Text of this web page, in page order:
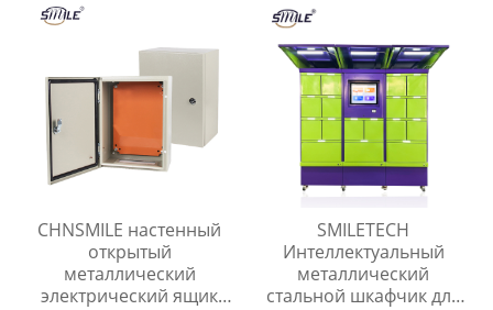
Китайские поставщики
электрическим
управлением
CHNSMILE настенный
открытый
металлический
электрический ящик
SMILETECH
Интеллектуальный
металлический
стальной шкафчик для